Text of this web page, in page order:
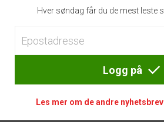
Hver søndag får du de mest leste
Logg på
Les mer om de andre